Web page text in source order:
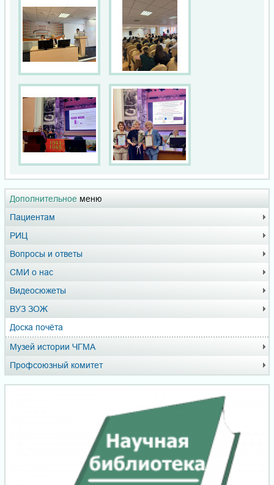
Дополнительное меню
Пациентам
РИЦ
Вопросы и ответы
СМИ о нас
Видеосюжеты
ВУЗ ЗОЖ
Доска почёта
Музей истории ЧГМА
Профсоюзный комитет